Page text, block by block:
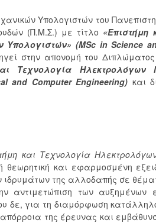
Υπολογιστών του
(Π.Μ.Σ.) με τίτλο «Επιστήμη
(MSc in Science
στην απονομή του
Τεχνολογία Ηλεκτρολόγων
and Computer Engineering) και
και Τεχνολογία
θεωρητική και εφαρμοσμένη
ιδρυμάτων της αλλοδαπής σε
αντιμετώπιση των αυξημένων
δε, για τη διαμόρφωση
της έρευνας και